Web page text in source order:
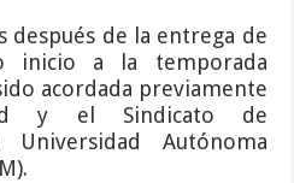
después de la entrega de
inicio a la temporada
acordada previamente
y el Sindicato de
Autónoma